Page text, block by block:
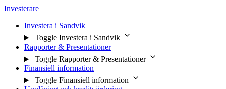
Investerare
Investera i Sandvik
Toggle Investera i Sandvik
Rapporter & Presentationer
Toggle Rapporter & Presentationer
Finansiell information
Toggle Finansiell information